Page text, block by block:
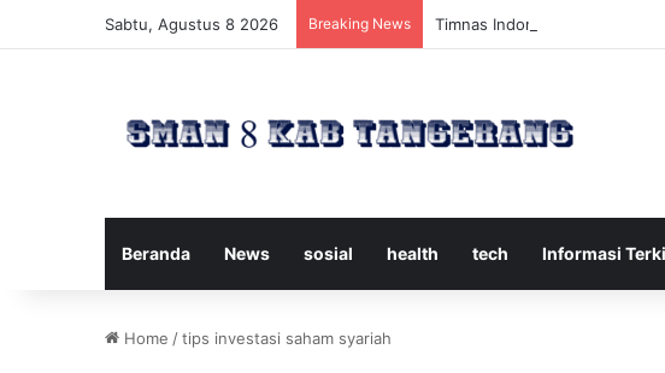
Sabtu, Agustus 8 2026 Breaking News Timnas Indonesia U-17
Beranda News sosial health tech Informasi
Home /tips investasi saham syariah